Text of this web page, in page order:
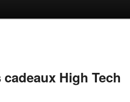
High Tech